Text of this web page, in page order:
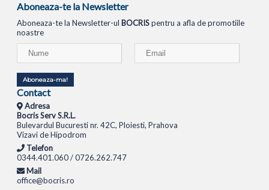
Aboneaza-te la Newsletter
Aboneaza-te la Newsletter-ul BOCRISpentru a afla de promotiile
noastre
Aboneaza-ma!
Contact
Adresa
Bocris Serv S.R.L.
Bulevardul Bucuresti nr. 42C, Ploiesti, Prahova
Vizavi de Hipodrom
Telefon
0344.401.060 / 0726.262.747
Mail
office@bocris.ro